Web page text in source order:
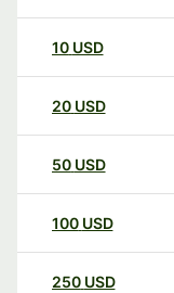
10 USD
20 USD
50 USD
100 USD
250 USD